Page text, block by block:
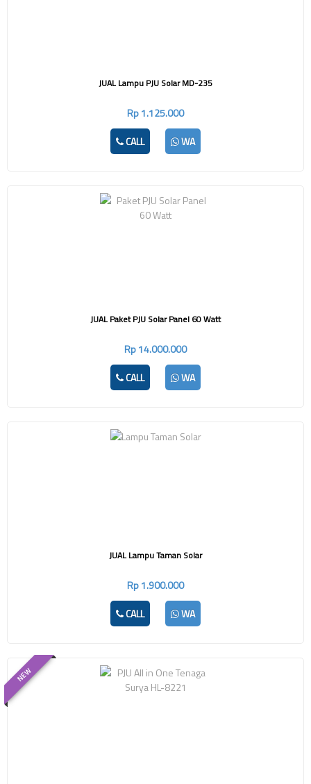
JUAL Lampu PJU Solar MD-235
Rp 1.125.000
CALL
WA
JUAL Paket PJU Solar Panel 60 Watt
Rp 14.000.000
CALL
WA
JUAL Lampu Taman Solar
Rp 1.900.000
CALL
WA
NEW